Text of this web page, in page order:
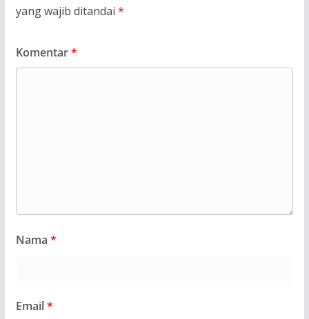
yang wajib ditandai *
Komentar*
Nama *
Email*